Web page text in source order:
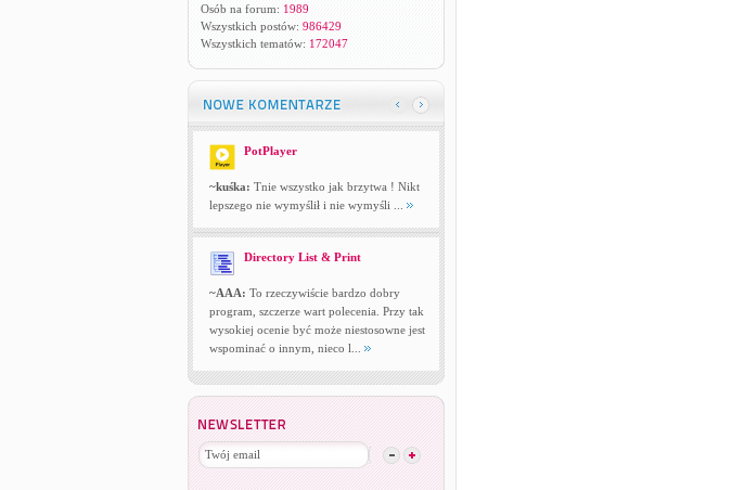
Osób na forum: 1989
Wszystkich postów: 986429
Wszystkich tematów: 172047
PotPlayer
~kuśka: Tnie wszystko jak brzytwa ! Nikt
lepszego nie wymyślił i nie wymyśli ...
Directory List & Print
~AAA: To rzeczywiście bardzo dobry
program, szczerze wart polecenia. Przy tak
wysokiej ocenie być może niestosowne jest
wspominać o innym, nieco l...